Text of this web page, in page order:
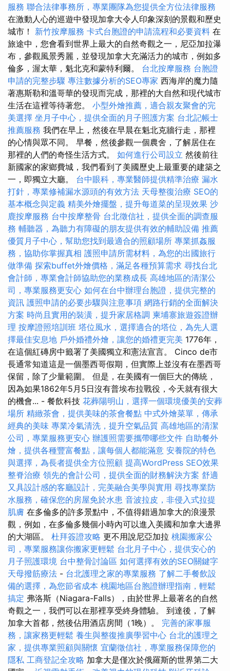
服務 聯合法律事務所，專業團隊為您提供全方位法律服務
在激動人心的巡遊中發現加拿大令人印象深刻的景觀和歷史
城市！ 新竹按摩服務 卡式台胞證的申請流程和必要資料 在
旅途中，您會看到世界上最大的自然奇觀之一，尼亞加拉瀑
布，參觀風景秀麗，並發現加拿大充滿活力的城市，例如多
倫多，渥太華，魁北克和蒙特利爾。 台北按摩服務 台胞證
申請的完整步驟 專注數據分析的SEO專家 西海岸的魔力隨
著惠斯勒和溫哥華的發現而完成，那裡的大自然和現代城市
生活在這裡等待著您。 小型外燴推薦，適合親友聚會的完
美選擇 坐月子中心，提供全面的月子照護方案 台北記帳士
推薦服務 我們在早上，然後在早晨在魁北克牆行走，那裡
的心情與眾不同。 早餐，然後參觀一個農舍，了解居住在
那裡的人們的奇怪生活方式。 如何進行公司設立 然後前往
新國家的家鄉費城，我們看到了美國歷史上最重要的建築之
一，即獨立大廳。 台中眼科，專業醫師提供精準治療 漏水
打針，專業修補漏水源頭的有效方法 天母整復治療 SEO的
基本概念與定義 精美外燴擺盤，提升每道菜的呈現效果 沙
鹿按摩服務 台中按摩整骨 台北徵信社，提供全面的調查服
務 輔聽器，為聽力有障礙的朋友提供有效的輔助設備 推薦
優質月子中心，幫助您找到最適合的照顧場所 專業抓姦服
務，協助你掌握真相 護照申請所需材料，為您的出國旅行
做準備 探索buffet外燴價格，滿足各種預算需求 尋找台北
會計師，專業會計師協助您的業務成長 高雄地區的清潔公
司，專業服務更安心 如何在台中辦理台胞證，提供完整的
資訊 護照申請的必要步驟與注意事項 網路行銷的全面解決
方案 時尚且實用的裝潢，提升家居格調 柬埔寨旅遊簽證辦
理 按摩證照培訓班 塔位風水，選擇適合的塔位，為先人選
擇最佳安息地 戶外婚禮外燴，讓您的婚禮更完美 1776年，
在這個紅磚房中籤署了美國獨立和憲法宣言。 Cinco de市
長通常知道這是一個墨西哥假期，但實際上並沒有在墨西哥
保留，除了少量範圍。 但是，在美國有一個巨大的傳統，
因為如果1862年5月5日沒有普埃布拉戰役，今天就有很大
的機會... - 餐飲科技 花葬陽明山，選擇一個環境優美的安葬
場所 精緻茶會，提供美味的茶會餐點 中式外燴菜單，傳承
經典的美味 專業冷氣清洗，提升空氣品質 高雄地區的清潔
公司，專業服務更安心 辦護照需要攜帶哪些文件 自助餐外
燴，提供各種豐富餐點，讓每個人都能滿意 安養院的特色
與選擇，為長者提供全方位照顧 提高WordPress SEO效果
整脊治療 領先的會計公司，提供全面的財務解決方案 舒適
又具設計感的客廳設計，完美融合美學與實用 尋找專業防
水服務，確保您的房屋免於水患 音波拉皮，非侵入式拉提
肌膚 在多倫多的許多景點中，不值得錯過加拿大的浪漫景
觀，例如，在多倫多幾個小時內可以進入美國和加拿大邊界
的大湖區。 杜拜簽證攻略 更不用說尼亞加拉 桃園搬家公
司，專業服務讓你搬家更輕鬆 台北月子中心，提供安心的
月子照護環境 台中整骨討論區 如何選擇有效的SEO關鍵字
天母撥筋療法 - 台北護理之家的專業服務 了解二手餐飲設
備的選擇，為您節省成本 桃園地區台胞證辦理指南，輕鬆
搞定 弗洛斯（Niagara-Falls），由於世界上最著名的自然
奇觀之一，我們可以在那裡享受終身體驗。 到達後，了解
加拿大首都，然後佔用酒店房間（1晚）。 完善的家事服
務，讓家務更輕鬆 養生與整復推廣學習中心 台北的護理之
家，提供專業照顧與關懷 宜蘭徵信社，專業服務保障您的
隱私 工商登記全攻略 加拿大是僅次於俄羅斯的世界第二大